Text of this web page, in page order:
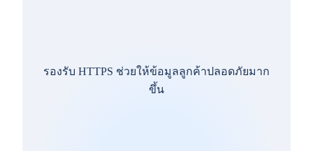
รองรับ HTTPS ช่วยให้ข้อมูลลูกค้าปลอดภัยมาก
ขึ้น